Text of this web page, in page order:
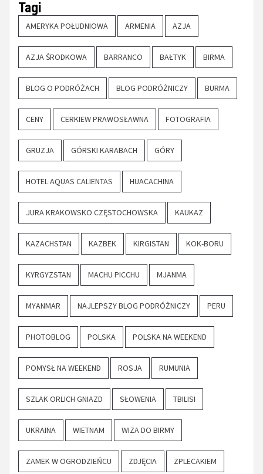
Tagi
AMERYKA POŁUDNIOWA ARMENIA AZJA
AZJA ŚRODKOWA BARRANCO BAŁTYK BIRMA
BLOG O PODRÓŻACH BLOG PODRÓŻNICZY BURMA
CENY CERKIEW PRAWOSŁAWNA FOTOGRAFIA
GRUZJA GÓRSKI KARABACH GÓRY
HOTEL AQUAS CALIENTAS HUACACHINA
JURA KRAKOWSKO CZĘSTOCHOWSKA KAUKAZ
KAZACHSTAN KAZBEK KIRGISTAN KOK-BORU
KYRGYZSTAN MACHU PICCHU MJANMA
MYANMAR NAJLEPSZY BLOG PODRÓŻNICZY PERU
PHOTOBLOG POLSKA POLSKA NA WEEKEND
POMYSŁ NA WEEKEND ROSJA RUMUNIA
SZLAK ORLICH GNIAZD SŁOWENIA TBILISI
UKRAINA WIETNAM WIZA DO BIRMY
ZAMEK W OGRODZIEŃCU ZDJĘCIA ZPLECAKIEM